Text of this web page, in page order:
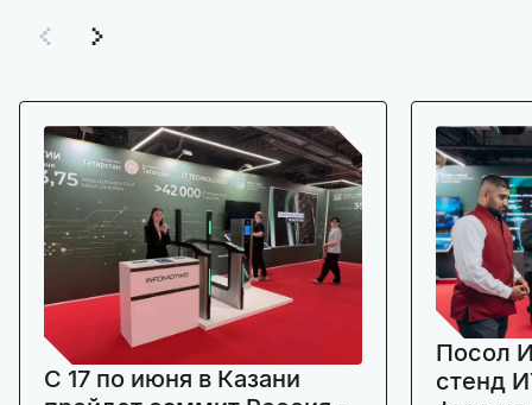
C 17 по июня в Казани
Посол
стенд